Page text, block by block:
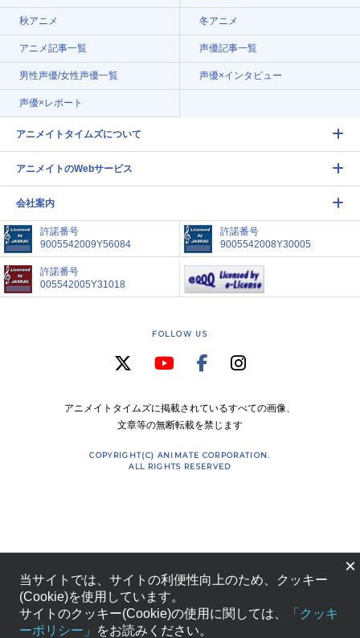
秋アニメ 冬アニメ
アニメ記事一覧 声優記事一覧
男性声優/女性声優一覧 声優×インタビュー
声優×レポート
アニメイトタイムズについて
アニメイトのWebサービス
会社案内
許諾番号
9005542009Y56084
許諾番号
9005542008Y30005
許諾番号
005542005Y31018
FOLLOW US
アニメイトタイムズに掲載されているすべての画像、
文章等の無断転載を禁じます
COPYRIGHT(C) ANIMATE CORPORATION.
ALL RIGHTS RESERVED
×
当サイトでは、サイトの利便性向上のため、クッキー
(Cookie)を使用しています。
サイトのクッキー(Cookie)の使用に関しては、
「クッキ
ーポリシー」
をお読みください。